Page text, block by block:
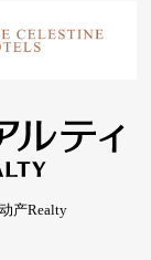
产Realty